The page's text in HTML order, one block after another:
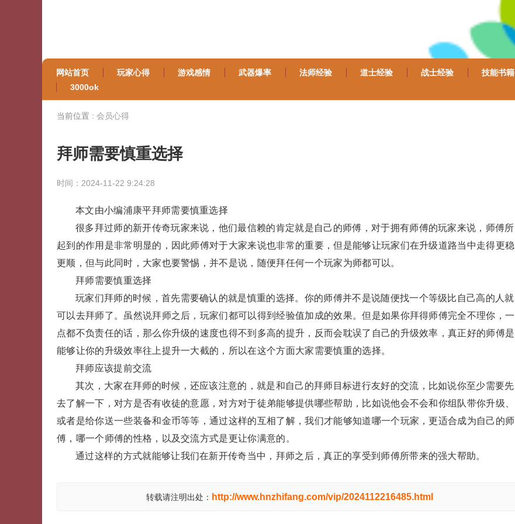
网站首页 玩家心得 游戏感情 武器爆率 法师经验 道士经验 战士经验 技能书籍
3000ok
当前位置 : 会员心得
拜师需要慎重选择
时间：2024-11-22 9:24:28
本文由小编浦康平拜师需要慎重选择
很多拜过师的新开传奇玩家来说，他们最信赖的肯定就是自己的师傅，对于拥有师傅的玩家来说，师傅所
起到的作用是非常明显的，因此师傅对于大家来说也非常的重要，但是能够让玩家们在升级道路当中走得更稳
更顺，但与此同时，大家也要警惕，并不是说，随便拜任何一个玩家为师都可以。
拜师需要慎重选择
玩家们拜师的时候，首先需要确认的就是慎重的选择。你的师傅并不是说随便找一个等级比自己高的人就
可以去拜师了。虽然说拜师之后，玩家们都可以得到经验值加成的效果。但是如果你拜得师傅完全不理你，一
点都不负责任的话，那么你升级的速度也得不到多高的提升，反而会耽误了自己的升级效率，真正好的师傅是
能够让你的升级效率往上提升一大截的，所以在这个方面大家需要慎重的选择。
拜师应该提前交流
其次，大家在拜师的时候，还应该注意的，就是和自己的拜师目标进行友好的交流，比如说你至少需要先
去了解一下，对方是否有收徒的意愿，对方对于徒弟能够提供哪些帮助，比如说他会不会和你组队带你升级、
或者是给你送一些装备和金币等等，通过这样的互相了解，我们才能够知道哪一个玩家，更适合成为自己的师
傅，哪一个师傅的性格，以及交流方式是更让你满意的。
通过这样的方式就能够让我们在新开传奇当中，拜师之后，真正的享受到师傅所带来的强大帮助。
转载请注明出处： http://www.hnzhifang.com/vip/2024112216485.html